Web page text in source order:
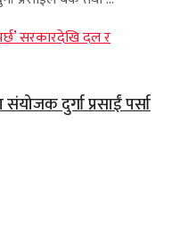
दुर्गा प्रसाईं पर्सा